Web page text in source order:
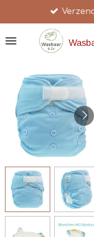
direct
naar
hoofdinhoud